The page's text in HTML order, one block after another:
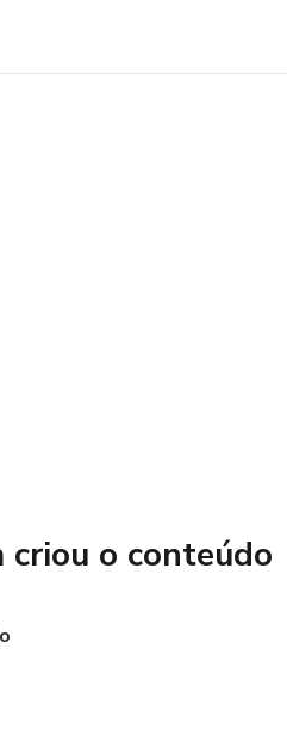
DA CONCEIÇÃO
criou o conteúdo